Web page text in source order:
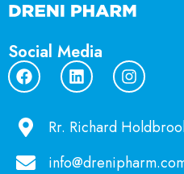
Social Media
Rr. Richard